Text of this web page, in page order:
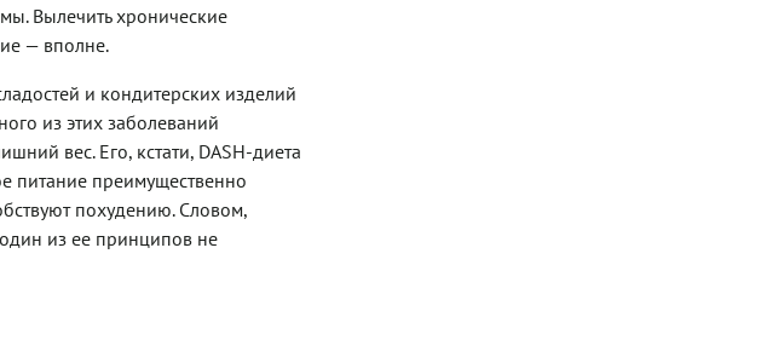
Вылечить хронические
— вполне.
и кондитерских изделий
из этих заболеваний
вес. Его, кстати, DASH-диета
питание преимущественно
похудению. Словом,
один из ее принципов не